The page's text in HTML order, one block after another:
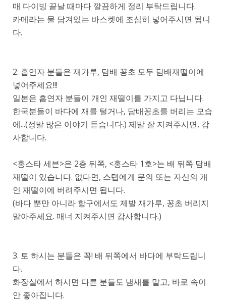
매 다이빙 끝날 때마다 깔끔하게 정리 부탁드립니다.
카메라는 물 담겨있는 바스켓에 조심히 넣어주시면 됩니
다.
2. 흡연자 분들은 재가루, 담배 꽁초 모두 담배재떨이에
넣어주세요!!!
일본은 흡연자 분들이 개인 재떨이를 가지고 다닙니다.
한국분들이 바다에 재를 털거나, 담배꽁초를 버리는 모습
에...(정말 많은 이야기 듣습니다.) 제발 잘 지켜주시면, 감
사합니다.
<홍스타 세븐>은 2층 뒤쪽, <홍스타 1호>는 배 뒤쪽 담배
재떨이 있습니다. 없다면, 스탭에게 문의 또는 자신의 개
인 재떨이에 버려주시면 됩니다.
(바다 뿐만 아니라 항구에서도 제발 재가루, 꽁초 버리지
말아주세요. 매너 지켜주시면 감사합니다.)
3. 토 하시는 분들은 꼭! 배 뒤쪽에서 바다에 부탁드립니
다.
화장실에서 하시면 다른 분들도 냄새를 맡고, 바로 속이
안 좋아집니다.